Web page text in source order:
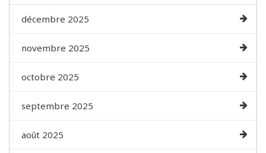
décembre 2025
novembre 2025
octobre 2025
septembre 2025
août 2025